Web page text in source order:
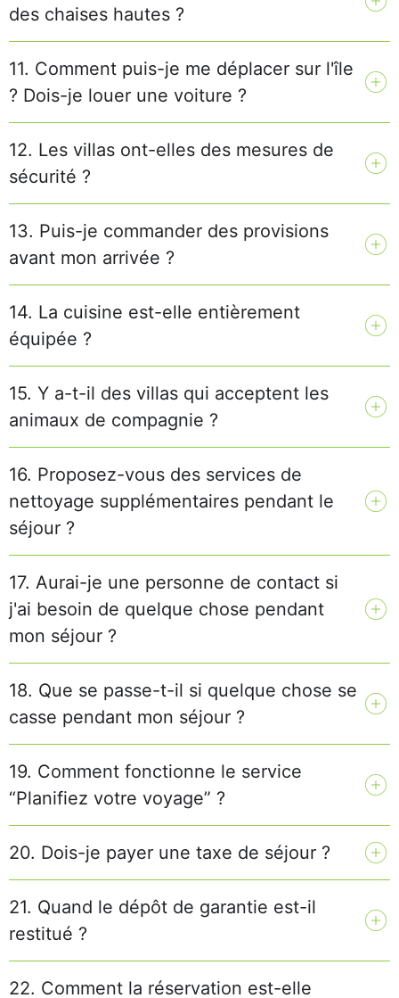
des chaises hautes ?
11. Comment puis-je me déplacer sur l'île
? Dois-je louer une voiture ?
12. Les villas ont-elles des mesures de
sécurité ?
13. Puis-je commander des provisions
avant mon arrivée ?
14. La cuisine est-elle entièrement
équipée ?
15. Y a-t-il des villas qui acceptent les
animaux de compagnie ?
16. Proposez-vous des services de
nettoyage supplémentaires pendant le
séjour ?
17. Aurai-je une personne de contact si
j'ai besoin de quelque chose pendant
mon séjour ?
18. Que se passe-t-il si quelque chose se
casse pendant mon séjour ?
19. Comment fonctionne le service
“Planifiez votre voyage” ?
20. Dois-je payer une taxe de séjour ?
21. Quand le dépôt de garantie est-il
restitué ?
22. Comment la réservation est-elle